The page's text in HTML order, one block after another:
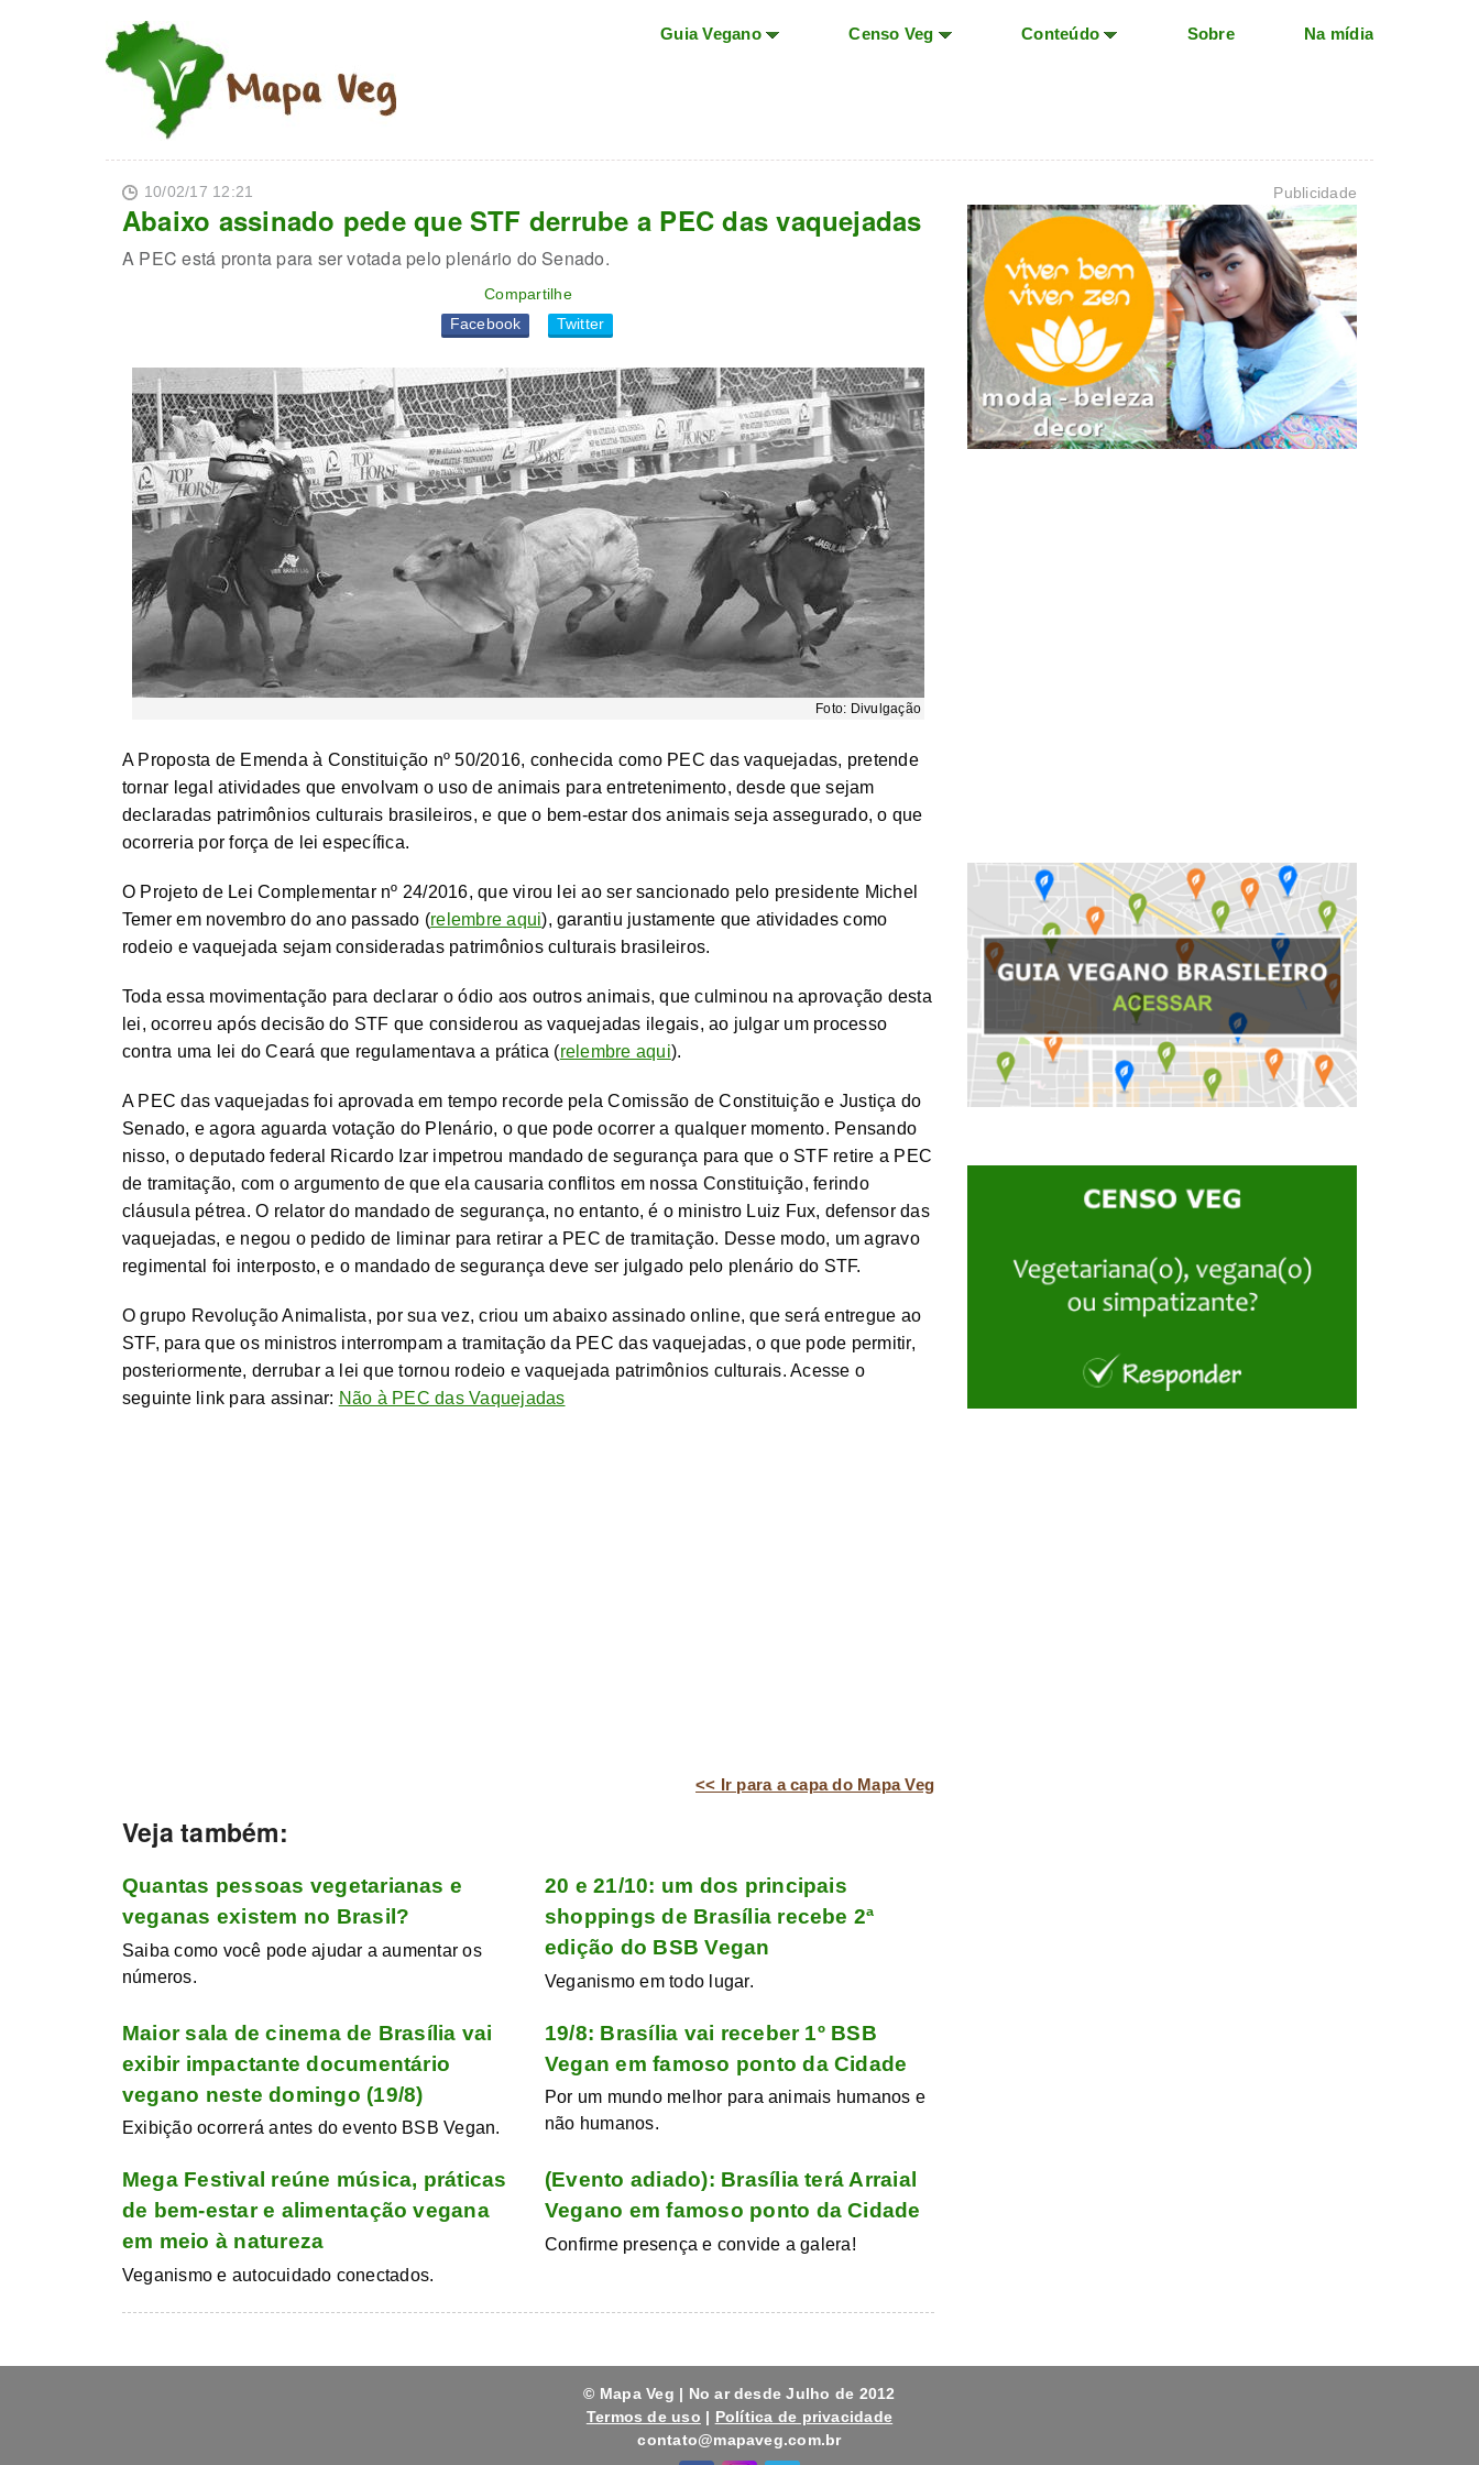
Guia Vegano Censo Veg Conteúdo Sobre Na mídia
10/02/17 12:21
Abaixo assinado pede que STF derrube a PEC das vaquejadas
A PEC está pronta para ser votada pelo plenário do Senado.
Compartilhe
Facebook Twitter
Foto: Divulgação
A Proposta de Emenda à Constituição nº 50/2016, conhecida como PEC das vaquejadas, pretende
tornar legal atividades que envolvam o uso de animais para entretenimento, desde que sejam
declaradas patrimônios culturais brasileiros, e que o bem-estar dos animais seja assegurado, o que
ocorreria por força de lei específica.
O Projeto de Lei Complementar nº 24/2016, que virou lei ao ser sancionado pelo presidente Michel
Temer em novembro do ano passado (relembre aqui), garantiu justamente que atividades como
rodeio e vaquejada sejam consideradas patrimônios culturais brasileiros.
Toda essa movimentação para declarar o ódio aos outros animais, que culminou na aprovação desta
lei, ocorreu após decisão do STF que considerou as vaquejadas ilegais, ao julgar um processo
contra uma lei do Ceará que regulamentava a prática (relembre aqui).
A PEC das vaquejadas foi aprovada em tempo recorde pela Comissão de Constituição e Justiça do
Senado, e agora aguarda votação do Plenário, o que pode ocorrer a qualquer momento. Pensando
nisso, o deputado federal Ricardo Izar impetrou mandado de segurança para que o STF retire a PEC
de tramitação, com o argumento de que ela causaria conflitos em nossa Constituição, ferindo
cláusula pétrea. O relator do mandado de segurança, no entanto, é o ministro Luiz Fux, defensor das
vaquejadas, e negou o pedido de liminar para retirar a PEC de tramitação. Desse modo, um agravo
regimental foi interposto, e o mandado de segurança deve ser julgado pelo plenário do STF.
O grupo Revolução Animalista, por sua vez, criou um abaixo assinado online, que será entregue ao
STF, para que os ministros interrompam a tramitação da PEC das vaquejadas, o que pode permitir,
posteriormente, derrubar a lei que tornou rodeio e vaquejada patrimônios culturais. Acesse o
seguinte link para assinar: Não à PEC das Vaquejadas
<< Ir para a capa do Mapa Veg
Veja também:
Quantas pessoas vegetarianas e
veganas existem no Brasil?
Saiba como você pode ajudar a aumentar os
números.
20 e 21/10: um dos principais
shoppings de Brasília recebe 2ª
edição do BSB Vegan
Veganismo em todo lugar.
Maior sala de cinema de Brasília vai
exibir impactante documentário
vegano neste domingo (19/8)
Exibição ocorrerá antes do evento BSB Vegan.
19/8: Brasília vai receber 1º BSB
Vegan em famoso ponto da Cidade
Por um mundo melhor para animais humanos e
não humanos.
Mega Festival reúne música, práticas
de bem-estar e alimentação vegana
em meio à natureza
Veganismo e autocuidado conectados.
(Evento adiado): Brasília terá Arraial
Vegano em famoso ponto da Cidade
Confirme presença e convide a galera!
Publicidade
© Mapa Veg | No ar desde Julho de 2012
Termos de uso | Política de privacidade
contato@mapaveg.com.br